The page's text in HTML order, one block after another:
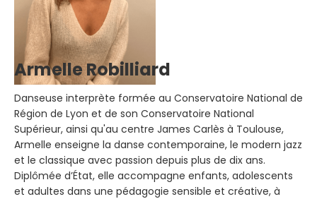
Armelle Robilliard
Danseuse interprète formée au Conservatoire National de
Région de Lyon et de son Conservatoire National
Supérieur, ainsi qu'au centre James Carlès à Toulouse,
Armelle enseigne la danse contemporaine, le modern jazz
et le classique avec passion depuis plus de dix ans.
Diplômée d’État, elle accompagne enfants, adolescents
et adultes dans une pédagogie sensible et créative, à